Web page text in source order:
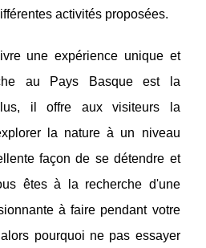
activités proposées.
une expérience unique et
au Pays Basque est la
il offre aux visiteurs la
la nature à un niveau
façon de se détendre et
êtes à la recherche d'une
à faire pendant votre
pourquoi ne pas essayer